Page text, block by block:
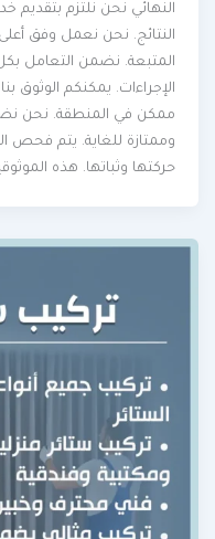
النهائي نحن نلتزم بتقديم
النتائج. نحن نعمل وفق أعلى
المتبعة. نضمن التعامل بكل
الإجراءات. يمكنكم الوثوق
ممكن في المنطقة. نحن نضمن
وممتازة للغاية. يتم فحص
حركتها وثباتها. هذه الموثوقية